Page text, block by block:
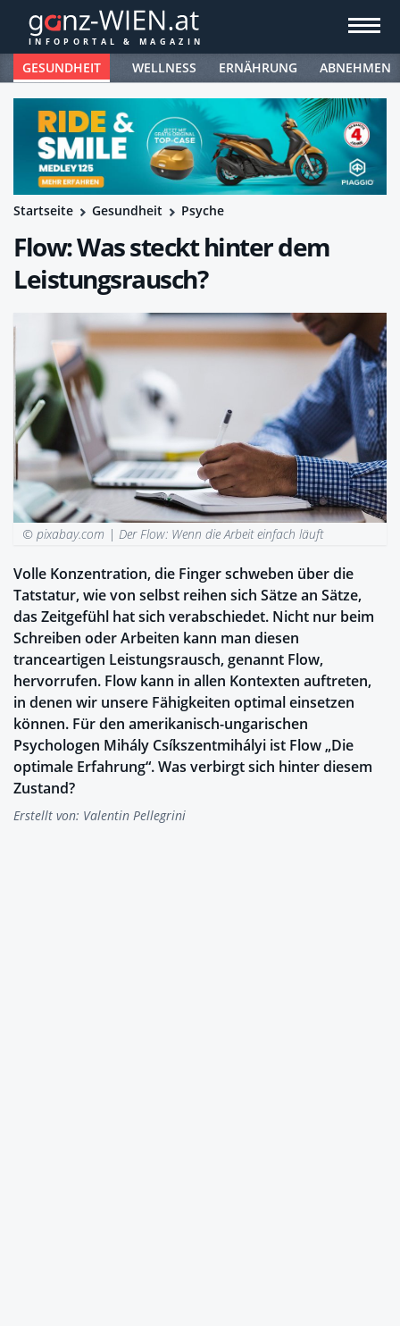
GESUNDHEIT WELLNESS ERNÄHRUNG ABNEHMEN
Startseite Gesundheit Psyche
Flow: Was steckt hinter dem
Leistungsrausch?
© pixabay.com |Der Flow: Wenn die Arbeit einfach läuft
Volle Konzentration, die Finger schweben über die
Tatstatur, wie von selbst reihen sich Sätze an Sätze,
das Zeitgefühl hat sich verabschiedet. Nicht nur beim
Schreiben oder Arbeiten kann man diesen
tranceartigen Leistungsrausch, genannt Flow,
hervorrufen. Flow kann in allen Kontexten auftreten,
in denen wir unsere Fähigkeiten optimal einsetzen
können. Für den amerikanisch-ungarischen
Psychologen Mihály Csíkszentmihályi ist Flow „Die
optimale Erfahrung“. Was verbirgt sich hinter diesem
Zustand?
Erstellt von: Valentin Pellegrini